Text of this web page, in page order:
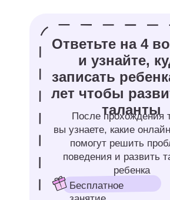
к образованию: онлайн-
курсы
Помимо приложений для учебы,
особенно полезны онлайн-курсы,
которые дополняют знания из
школьной программы. Это помогает
глубже понять материал, участвовать
в интерактивных уроках и получать
обратную связь от преподавателей.
В сочетании с приложениями
результаты становятся ещё более
заметными.